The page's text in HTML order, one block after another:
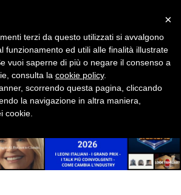
×
terzi da questo utilizzati si avvalgono
funzionamento ed utili alle finalità illustrate
vuoi saperne di più o negare il consenso a
consulta la cookie policy.
scorrendo questa pagina, cliccando
la navigazione in altra maniera,
cookie.